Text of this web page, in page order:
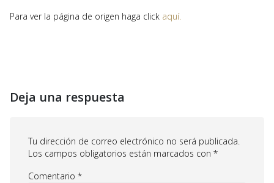
Para ver la página de origen haga click aquí.
Deja una respuesta
Tu dirección de correo electrónico no será publicada.
Los campos obligatorios están marcados con *
Comentario *